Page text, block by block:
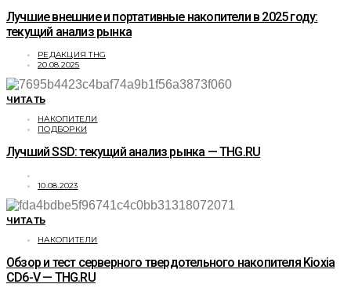
Лучшие внешние и портативные накопители в 2025 году:
текущий анализ рынка
РЕДАКЦИЯ THG
20.08.2025
ЧИТАТЬ
НАКОПИТЕЛИ
ПОДБОРКИ
Лучший SSD: текущий анализ рынка — THG.RU
10.08.2023
ЧИТАТЬ
НАКОПИТЕЛИ
Обзор и тест серверного твердотельного накопителя Kioxia
CD6-V — THG.RU